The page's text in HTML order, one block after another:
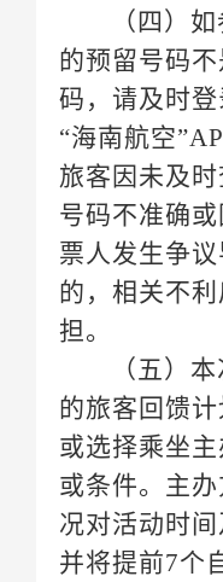
码，请及时
担。
并将提前